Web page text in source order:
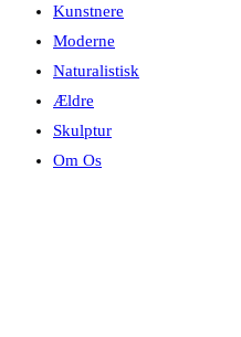
Kunstnere
Moderne
Naturalistisk
Ældre
Skulptur
Om Os